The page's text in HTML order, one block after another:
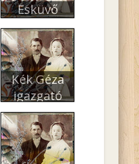
Esküvő
Kék Géza
igazgató